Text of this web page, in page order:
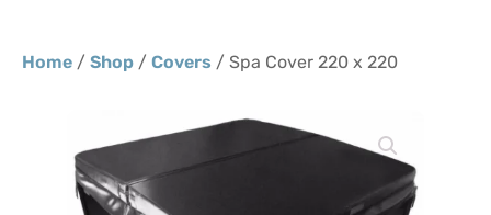
Home / Shop / Covers / Spa Cover 220 x 220